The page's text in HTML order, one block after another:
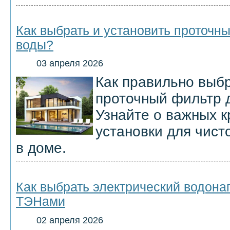
Как выбрать и установить
воды?
03 апреля 2026
Как правильно
проточный фильтр
Узнайте о важных
установки для
в доме.
Как выбрать электрический
ТЭНами
02 апреля 2026